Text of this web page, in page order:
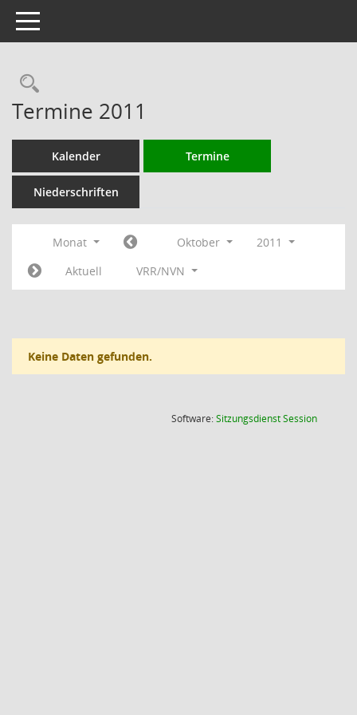
Toggle navigation
Rechercheauswahl
Termine 2011
Kalender Termine
Niederschriften
Monat Oktober
2011
Aktuell
VRR/NVN
Keine Daten gefunden.
Software:SitzungsdienstSession(Wird in